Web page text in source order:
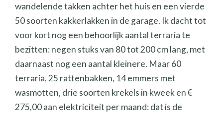
wandelende takken achter het huis en een vierde
50 soorten kakkerlakken in de garage. Ik dacht tot
voor kort nog een behoorlijk aantal terraria te
bezitten: negen stuks van 80 tot 200 cm lang, met
daarnaast nog een aantal kleinere. Maar 60
terraria, 25 rattenbakken, 14 emmers met
wasmotten, drie soorten krekels in kweek en €
275,00 aan elektriciteit per maand: dat is de